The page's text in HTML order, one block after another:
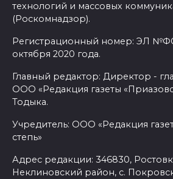
технологий и массовых
(Роскомнадзор).
Регистрационный номер: ЭЛ
октября 2020 года.
Главный редактор: Директор -
ООО «Редакция газеты
Тодыка.
Учредитель: ООО «Редакция
степь»
Адрес редакции: 346830,
Неклиновский район, с.